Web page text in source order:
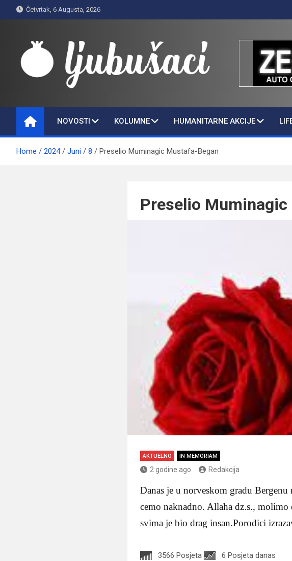
to
Četvrtak, 6 Augusta, 2026
Ljubušaci
NOVOSTI KOLUMNE HUMANITARNE AKCIJE
Home 2024 Juni 8 Preselio Muminagic Mustafa-Began
Preselio
AKTUELNO IN MEMORIAM
2 godine ago Redakcija
Danas je u norveskom gradu
cemo naknadno. Allaha dz.s.,
svima je bio drag insan.Porodici
3566 Posjeta 6 Posjeta danas